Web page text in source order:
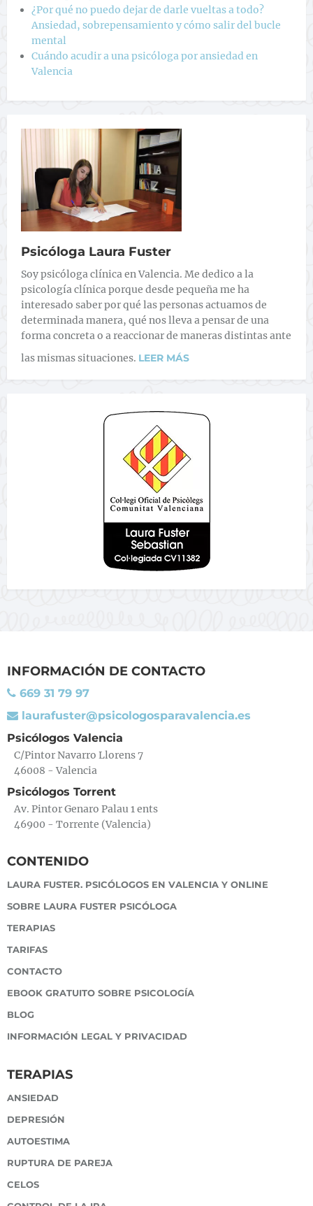
¿Por qué no puedo dejar de darle vueltas a todo?
Ansiedad, sobrepensamiento y cómo salir del bucle
mental
Cuándo acudir a una psicóloga por ansiedad en
Valencia
Psicóloga Laura Fuster
Soy psicóloga clínica en Valencia. Me dedico a la
psicología clínica porque desde pequeña me ha
interesado saber por qué las personas actuamos de
determinada manera, qué nos lleva a pensar de una
forma concreta o a reaccionar de maneras distintas ante
las mismas situaciones. LEER MÁS
INFORMACIÓN DE CONTACTO
669 31 79 97
laurafuster@psicologosparavalencia.es
Psicólogos Valencia
C/Pintor Navarro Llorens 7
46008 - Valencia
Psicólogos Torrent
Av. Pintor Genaro Palau 1 ents
46900 - Torrente (Valencia)
CONTENIDO
LAURA FUSTER. PSICÓLOGOS EN VALENCIA Y ONLINE
SOBRE LAURA FUSTER PSICÓLOGA
TERAPIAS
TARIFAS
CONTACTO
EBOOK GRATUITO SOBRE PSICOLOGÍA
BLOG
INFORMACIÓN LEGAL Y PRIVACIDAD
TERAPIAS
ANSIEDAD
DEPRESIÓN
AUTOESTIMA
RUPTURA DE PAREJA
CELOS